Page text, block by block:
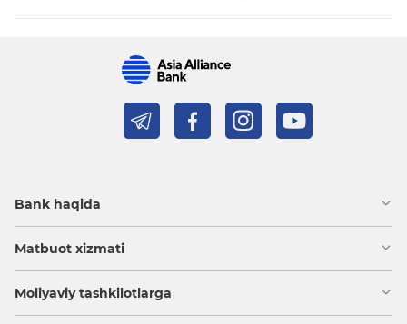
Bank haqida
Matbuot xizmati
Moliyaviy tashkilotlarga